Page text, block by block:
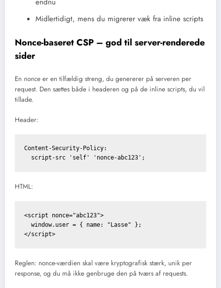
Midlertidigt, mens du migrerer væk fra inline scripts
Nonce-baseret CSP – god til server-renderede
sider
En nonce er en tilfældig streng, du genererer på serveren per
request. Den sættes både i headeren og på de inline scripts, du vil
tillade.
Header:
Content-Security-Policy:
HTML:
<script nonce="abc123">
  window.user = { name: "Lasse" };
Reglen: nonce-værdien skal være kryptografisk stærk, unik per
response, og du må ikke genbruge den på tværs af requests.